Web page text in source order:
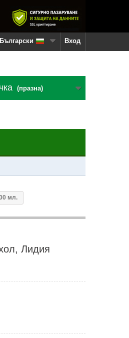
Вход
Български
(празна)
мл.
Лидия